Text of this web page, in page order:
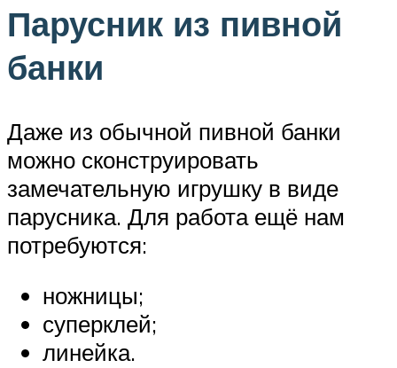
Парусник из пивной
банки
Даже из обычной пивной банки
можно сконструировать
замечательную игрушку в виде
парусника. Для работа ещё нам
потребуются:
ножницы;
суперклей;
линейка.